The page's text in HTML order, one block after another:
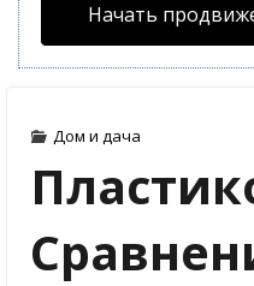
Начать
Дом и дача